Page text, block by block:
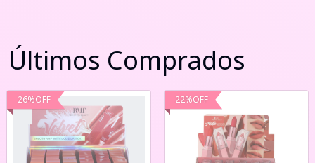
Últimos Comprados
26%OFF 22%OFF